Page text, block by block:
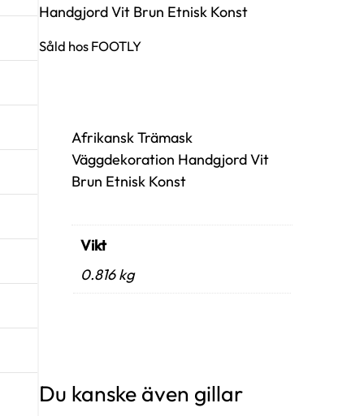
Handgjord Vit Brun Etnisk Konst
Såld hos FOOTLY
Afrikansk Trämask
Väggdekoration Handgjord Vit
Brun Etnisk Konst
Vikt
0.816 kg
Du kanske även gillar